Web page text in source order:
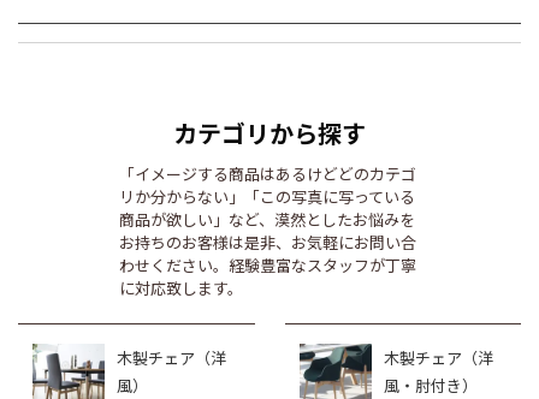
カテゴリから探す
「イメージする商品はあるけどどのカテゴ
リか分からない」「この写真に写っている
商品が欲しい」など、漠然としたお悩みを
お持ちのお客様は是非、お気軽にお問い合
わせください。経験豊富なスタッフが丁寧
に対応致します。
木製チェア（洋
風）
木製チェア（洋
風・肘付き）